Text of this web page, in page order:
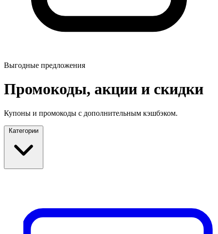
Выгодные предложения
Промокоды, акции и скидки
Купоны и промокоды с дополнительным кэшбэком.
Категории